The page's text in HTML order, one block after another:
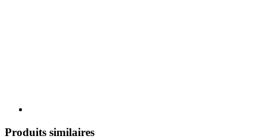
Produits similaires